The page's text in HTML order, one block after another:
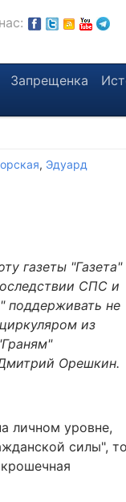
Запрещенка
, Эдуард
газеты "Газета"
СПС и
поддерживать не
из
Орешкин.
личном уровне,
силы", то